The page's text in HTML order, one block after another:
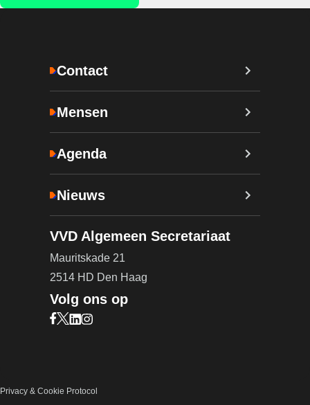
Contact
Mensen
Agenda
Nieuws
VVD Algemeen Secretariaat
Mauritskade 21
2514 HD Den Haag
Volg ons op
Bezoek onze Facebook pagina (opent in nieuw
Bezoek onze X pagina (opent in nieuw tabblad)
Bezoek onze LinkedIn pagina (opent in nieuw
Bezoek onze Instagram pagina (opent in
Privacy & Cookie Protocol